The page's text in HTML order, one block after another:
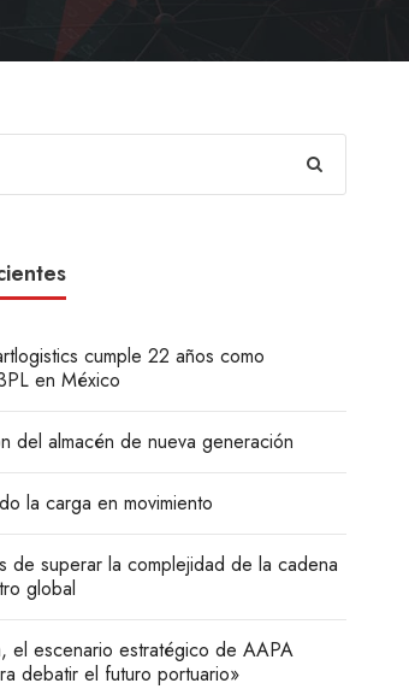
cumple 22 años como
en México
del almacén de nueva generación
la carga en movimiento
de superar la complejidad de la cadena
global
el escenario estratégico de AAPA
debatir el futuro portuario»